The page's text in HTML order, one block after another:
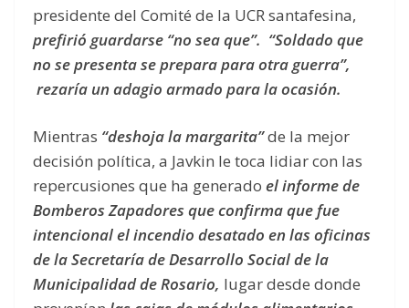
presidente del Comité de la UCR santafesina,
prefirió guardarse “no sea que”. “Soldado que
no se presenta se prepara para otra guerra”,
rezaría un adagio armado para la ocasión.
Mientras “deshoja la margarita”de la mejor
decisión política, a Javkin le toca lidiar con las
repercusiones que ha generado el informe de
Bomberos Zapadores que confirma que fue
intencional el incendio desatado en las oficinas
de la Secretaría de Desarrollo Social de la
Municipalidad de Rosario, lugar desde donde